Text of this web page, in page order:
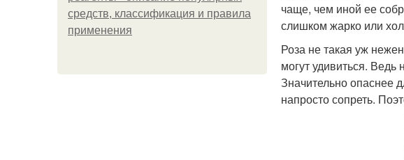
средств, классификация и правила
применения
чаще, чем иной ее
слишком жарко или
Роза не такая уж
могут удивиться.
Значительно опаснее
напросто сопреть.